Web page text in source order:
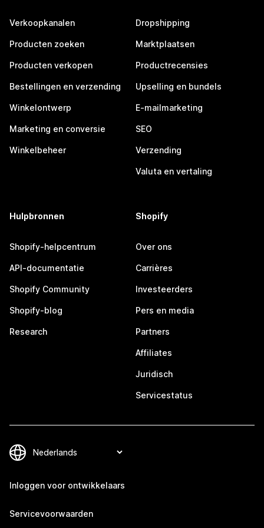
Verkoopkanalen
Producten zoeken
Producten verkopen
Bestellingen en verzending
Winkelontwerp
Marketing en conversie
Winkelbeheer
Dropshipping
Marktplaatsen
Productrecensies
Upselling en bundels
E-mailmarketing
SEO
Verzending
Valuta en vertaling
Hulpbronnen
Shopify-helpcentrum
API-documentatie
Shopify Community
Shopify-blog
Research
Shopify
Over ons
Carrières
Investeerders
Pers en media
Partners
Affiliates
Juridisch
Servicestatus
Inloggen voor ontwikkelaars
Servicevoorwaarden